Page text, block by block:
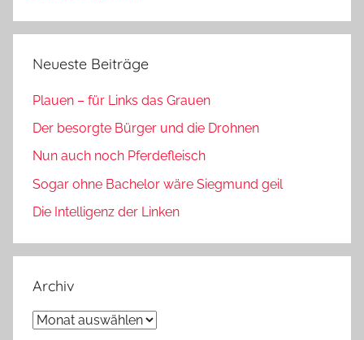
Neueste Beiträge
Plauen – für Links das Grauen
Der besorgte Bürger und die Drohnen
Nun auch noch Pferdefleisch
Sogar ohne Bachelor wäre Siegmund geil
Die Intelligenz der Linken
Archiv
Archiv